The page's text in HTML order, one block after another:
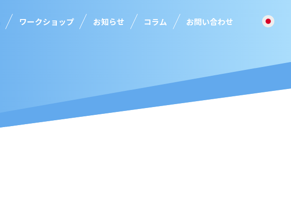
ワークショップ お知らせ コラム お問い合わせ